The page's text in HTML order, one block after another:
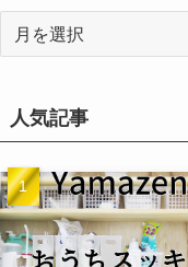
ブ
人気記事